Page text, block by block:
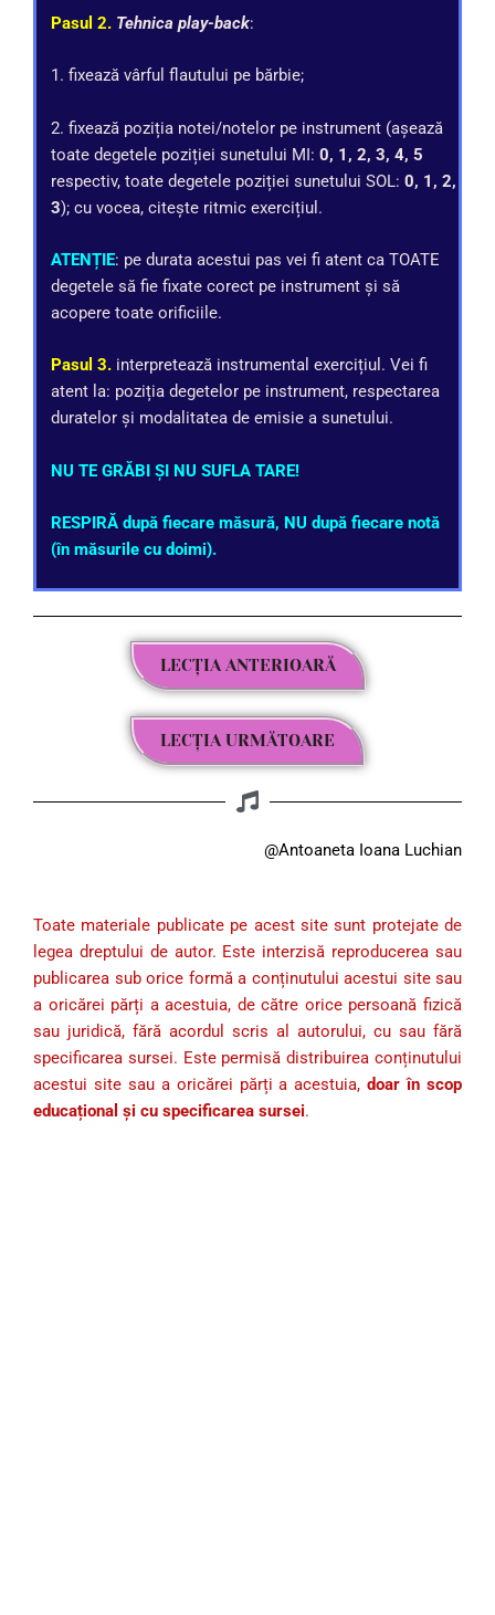
Pasul 2. Tehnica play-back:
1. fixează vârful flautului pe bărbie;
2. fixează poziția notei/notelor pe instrument (așează
toate degetele poziției sunetului MI: 0, 1, 2, 3, 4, 5
respectiv, toate degetele poziției sunetului SOL: 0, 1, 2,
3); cu vocea, citește ritmic exercițiul.
ATENȚIE: pe durata acestui pas vei fi atent ca TOATE
degetele să fie fixate corect pe instrument și să
acopere toate orificiile.
Pasul 3. interpretează instrumental exercițiul. Vei fi
atent la: poziția degetelor pe instrument, respectarea
duratelor și modalitatea de emisie a sunetului.
NU TE GRĂBI ȘI NU SUFLA TARE!
RESPIRĂ după fiecare măsură, NU după fiecare notă
(în măsurile cu doimi).
LECȚIA ANTERIOARĂ
LECȚIA URMĂTOARE
@Antoaneta Ioana Luchian
Toate materiale publicate pe acest site sunt protejate de
legea dreptului de autor. Este interzisă reproducerea sau
publicarea sub orice formă a conținutului acestui site sau
a oricărei părți a acestuia, de către orice persoană fizică
sau juridică, fără acordul scris al autorului, cu sau fără
specificarea sursei. Este permisă distribuirea conținutului
acestui site sau a oricărei părți a acestuia,doar în scop
educațional și cu specificarea sursei.